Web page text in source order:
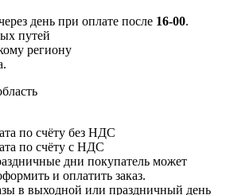
день при оплате после 16-00.
путей
региону
по счёту без НДС
по счёту с НДС
дни покупатель может
и оплатить заказ.
в выходной или праздничный день